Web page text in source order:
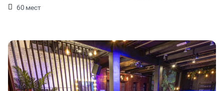
60 мест